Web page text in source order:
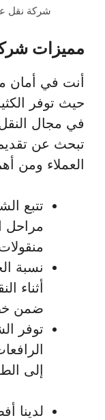
شركة نقل
مميزات
أنت في أمان
حيث توفر
في مجال
تبحث عن
العملاء ومن
تتبع
مراحل
نسبة
ضمن
توفر
إلى
لدينا